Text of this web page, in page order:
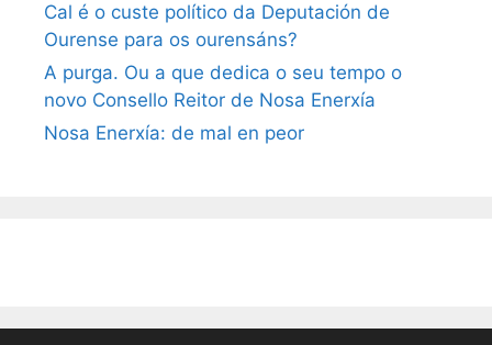
Cal é o custe político da Deputación de
Ourense para os ourensáns?
A purga. Ou a que dedica o seu tempo o
novo Consello Reitor de Nosa Enerxía
Nosa Enerxía: de mal en peor